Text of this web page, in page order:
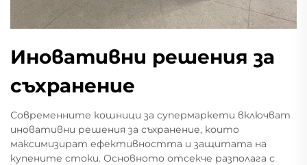
Иновативни решения за
съхранение
Современните кошници за супермаркети включват
иновативни решения за съхранение, които
максимизират ефективността и защитата на
купените стоки. Основното отсекче разполага с